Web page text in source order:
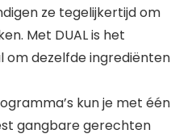
ze tegelijkertijd om
Met DUAL is het
om dezelfde ingrediënten
kun je met één
gangbare gerechten